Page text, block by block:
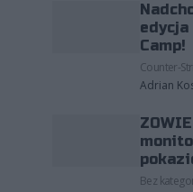
edycja
Camp!
Counter-
Adrian
Bez